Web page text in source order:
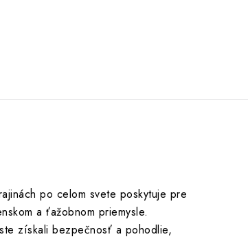
po celom svete poskytuje pre
a ťažobnom priemysle.
získali bezpečnosť a pohodlie,